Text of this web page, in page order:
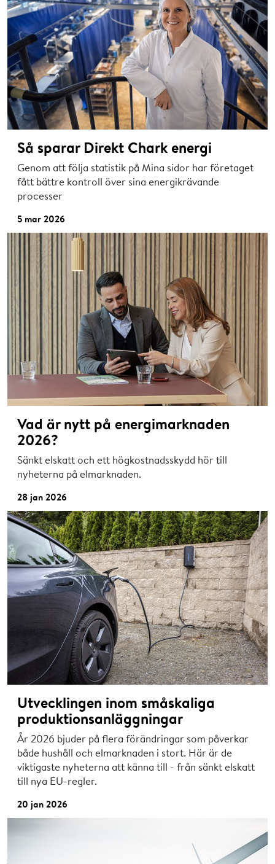
Så sparar Direkt Chark energi
Genom att följa statistik på Mina sidor har företaget
fått bättre kontroll över sina energikrävande
processer
5 mar 2026
Vad är nytt på energimarknaden
2026?
Sänkt elskatt och ett högkostnadsskydd hör till
nyheterna på elmarknaden.
28 jan 2026
Utvecklingen inom småskaliga
produktionsanläggningar
År 2026 bjuder på flera förändringar som påverkar
både hushåll och elmarknaden i stort. Här är de
viktigaste nyheterna att känna till - från sänkt elskatt
till nya EU-regler.
20 jan 2026